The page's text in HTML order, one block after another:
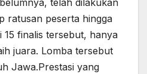
telah dilakukan
ratusan peserta hingga
15 finalis tersebut, hanya
juara. Lomba tersebut
Jawa.Prestasi yang